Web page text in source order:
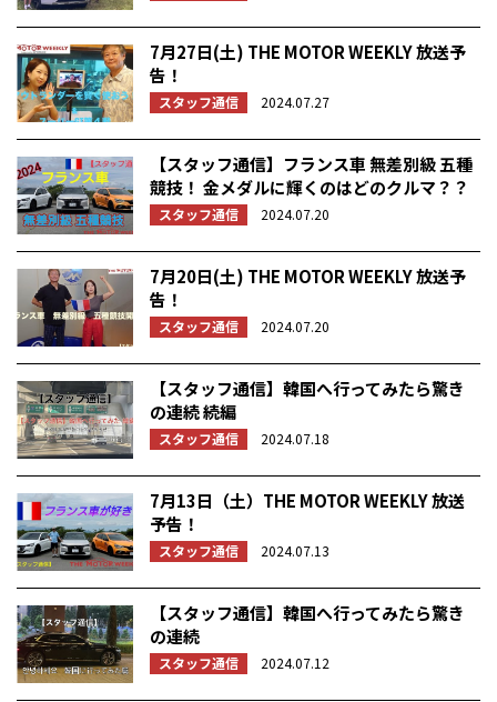
7月27日(土) THE MOTOR WEEKLY 放送予
告！
スタッフ通信 2024.07.27
【スタッフ通信】フランス車 無差別級 五種
競技！ 金メダルに輝くのはどのクルマ？？
スタッフ通信 2024.07.20
7月20日(土) THE MOTOR WEEKLY 放送予
告！
スタッフ通信 2024.07.20
【スタッフ通信】韓国へ行ってみたら驚き
の連続 続編
スタッフ通信 2024.07.18
7月13日（土）THE MOTOR WEEKLY 放送
予告！
スタッフ通信 2024.07.13
【スタッフ通信】韓国へ行ってみたら驚き
の連続
スタッフ通信 2024.07.12